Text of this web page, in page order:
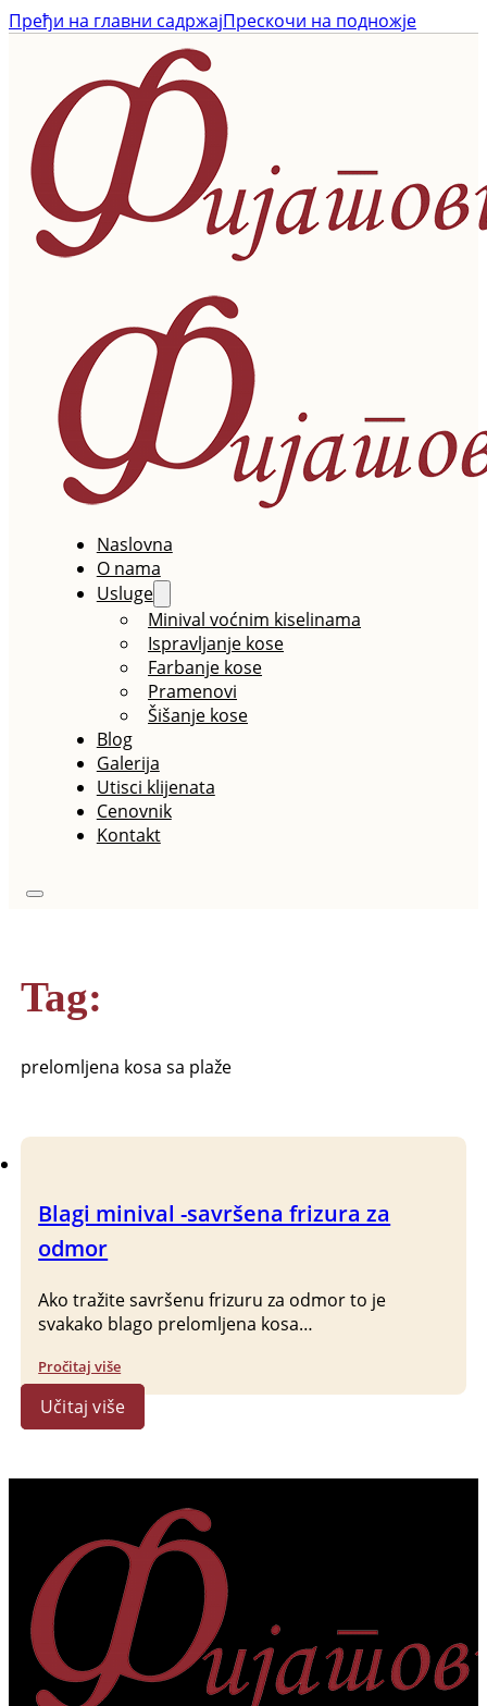
Пређи на главни садржајПрескочи на подножје
Naslovna
O nama
Usluge
Minival voćnim kiselinama
Ispravljanje kose
Farbanje kose
Pramenovi
Šišanje kose
Blog
Galerija
Utisci klijenata
Cenovnik
Kontakt
Tag:
prelomljena kosa sa plaže
Blagi minival -savršena frizura za
odmor
Ako tražite savršenu frizuru za odmor to je
svakako blago prelomljena kosa…
Pročitaj više
Učitaj više